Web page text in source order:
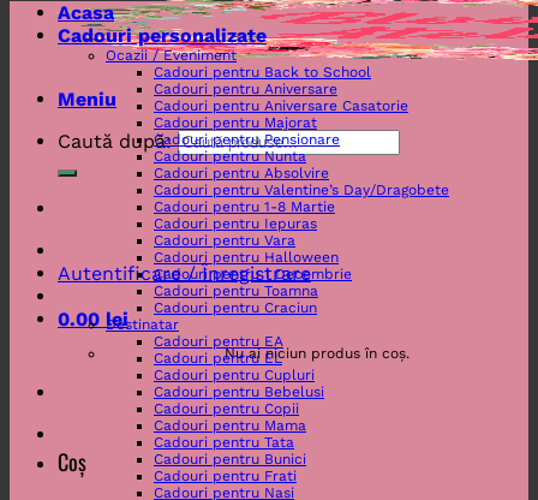
Meniu
Caută după:
Autentificare / Înregistrare
0.00 lei
Nu ai niciun produs în coș.
Coș
Acasa
Cadouri personalizate
Ocazii / Eveniment
Cadouri pentru Back to School
Cadouri pentru Aniversare
Cadouri pentru Aniversare Casatorie
Cadouri pentru Majorat
Cadouri pentru Pensionare
Cadouri pentru Nunta
Cadouri pentru Absolvire
Cadouri pentru Valentine’s Day/Dragobete
Cadouri pentru 1-8 Martie
Cadouri pentru Iepuras
Cadouri pentru Vara
Cadouri pentru Halloween
Cadouri pentru 1 Decembrie
Cadouri pentru Toamna
Cadouri pentru Craciun
Destinatar
Cadouri pentru EA
Cadouri pentru EL
Cadouri pentru Cupluri
Cadouri pentru Bebelusi
Cadouri pentru Copii
Cadouri pentru Mama
Cadouri pentru Tata
Cadouri pentru Bunici
Cadouri pentru Frati
Cadouri pentru Nasi